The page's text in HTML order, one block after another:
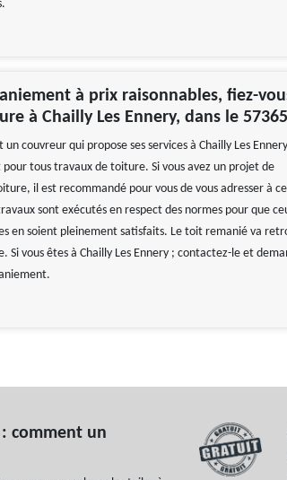
à prix raisonnables, fiez-
à Chailly Les Ennery, dans le 57365
couvreur qui propose ses services à Chailly Les
tous travaux de toiture. Si vous avez un projet de
il est recommandé pour vous de vous adresser à ce
sont exécutés en respect des normes pour que
en soient pleinement satisfaits. Le toit remanié va
Si vous êtes à Chailly Les Ennery ; contactez-le et
comment un